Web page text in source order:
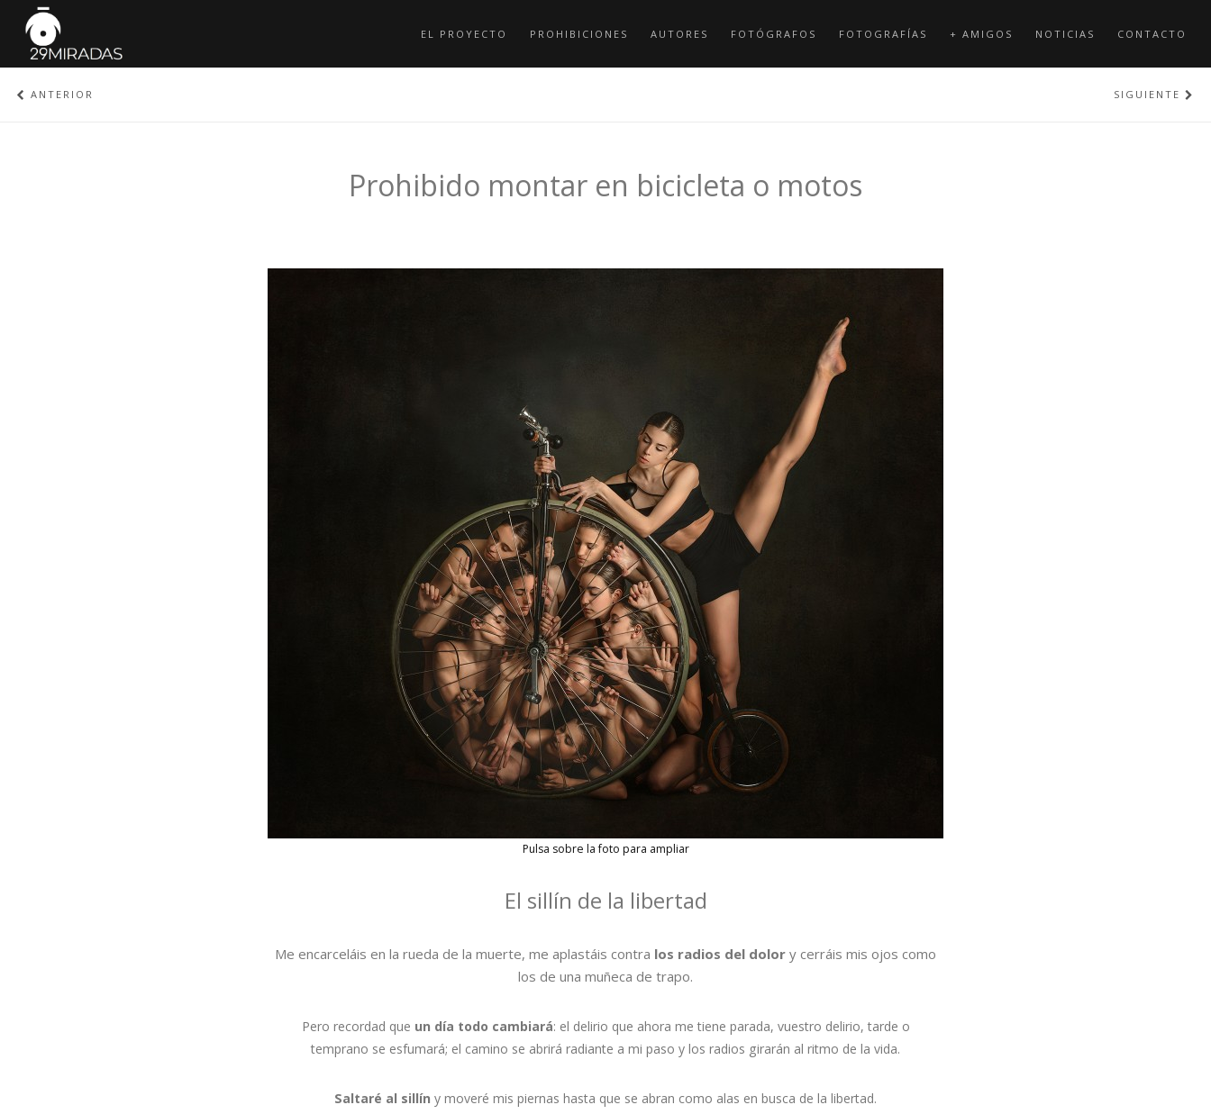
EL PROYECTO PROHIBICIONES AUTORES FOTÓGRAFOS FOTOGRAFÍAS + AMIGOS NOTICIAS CONTACTO
ANTERIOR SIGUIENTE
Prohibido montar en bicicleta o motos
Pulsa sobre la foto para ampliar
El sillín de la libertad
Me encarceláis en la rueda de la muerte, me aplastáis contra los radios del dolor y cerráis mis ojos como
los de una muñeca de trapo.
Pero recordad que un día todo cambiará: el delirio que ahora me tiene parada, vuestro delirio, tarde o
temprano se esfumará; el camino se abrirá radiante a mi paso y los radios girarán al ritmo de la vida.
Saltaré al sillín y moveré mis piernas hasta que se abran como alas en busca de la libertad.